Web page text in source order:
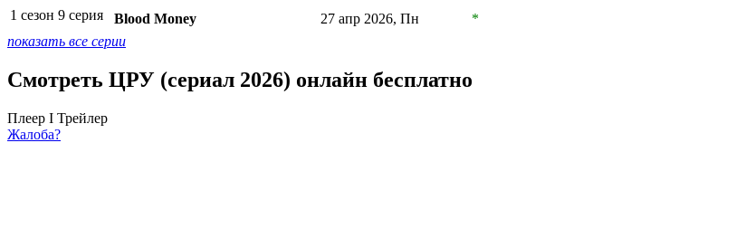
1 сезон 9 серия
Blood Money 27 апр 2026, Пн
*
показать все серии
Смотреть ЦРУ (сериал 2026) онлайн бесплатно
Плеер I Трейлер
Жалоба?